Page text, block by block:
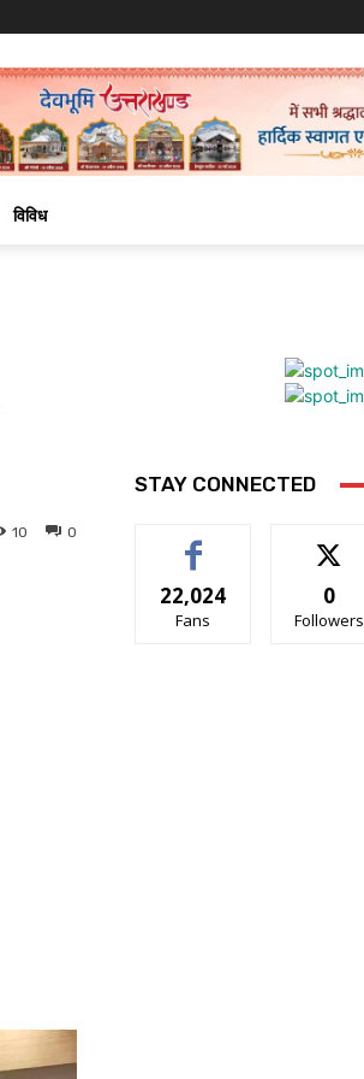
विविध
0
10
STAY CONNECTED
22,024
Fans
0
Followers